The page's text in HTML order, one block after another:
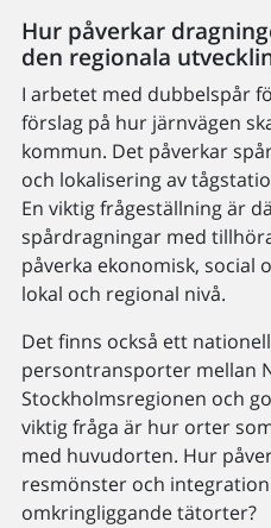
Hur påverkar
den regionala
I arbetet med dubbelspår
förslag på hur järnvägen
kommun. Det påverkar
och lokalisering av
En viktig frågeställning är
spårdragningar med
påverka ekonomisk, social
lokal och regional nivå.
Det finns också ett
persontransporter mellan
Stockholmsregionen och
viktig fråga är hur orter
med huvudorten. Hur
resmönster och
omkringliggande tätorter?